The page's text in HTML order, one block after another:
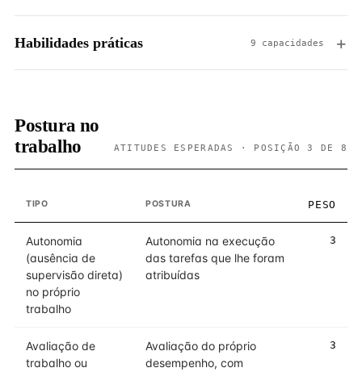
Habilidades práticas 9 capacidades
Postura no
trabalho
ATITUDES ESPERADAS · POSIÇÃO 3 DE 8
TIPO POSTURA PESO
Autonomia
(ausência de
supervisão direta)
no próprio
trabalho
Autonomia na execução
das tarefas que lhe foram
atribuídas
3
Avaliação de
trabalho ou
Avaliação do próprio
desempenho, com
3